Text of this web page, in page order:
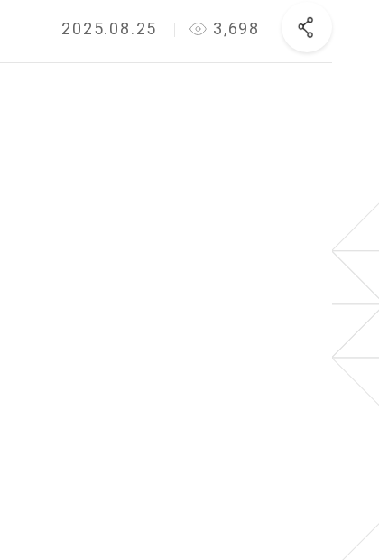
2025.08.25 3,698